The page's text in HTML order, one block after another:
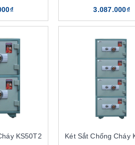
The One được sản xuất trên dây
sắt chống cháy
ưu nhất hiện nay của The One. Sản
3.087.000₫
KS50T2
Két Sắt Chống Cháy